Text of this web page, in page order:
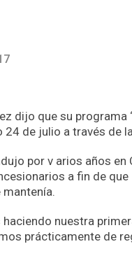
dijo que su
de julio a través de
por v arios años
a fin de
nuestra
prácticamente de